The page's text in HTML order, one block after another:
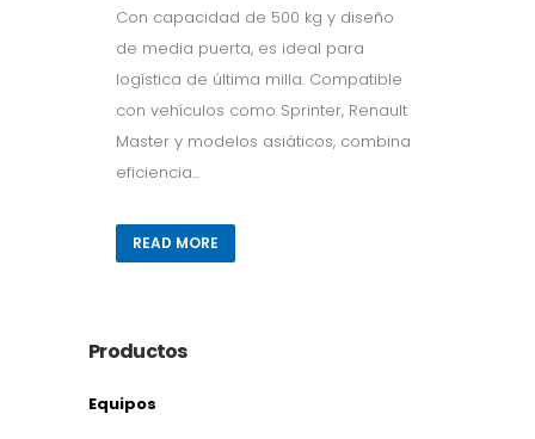
Con capacidad de 500 kg y diseño
de media puerta, es ideal para
logística de última milla. Compatible
con vehículos como Sprinter, Renault
Master y modelos asiáticos, combina
eficiencia...
READ MORE
Productos
Equipos